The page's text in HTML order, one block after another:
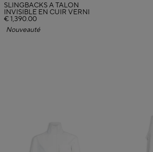
SLINGBACKS À TALON
INVISIBLE EN CUIR VERNI
€ 1,390.00
Nouveauté